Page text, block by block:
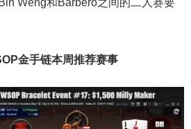
金手链本周推荐赛事